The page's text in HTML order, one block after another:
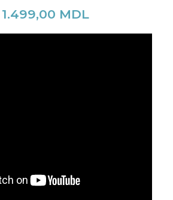
1.499,00 MDL